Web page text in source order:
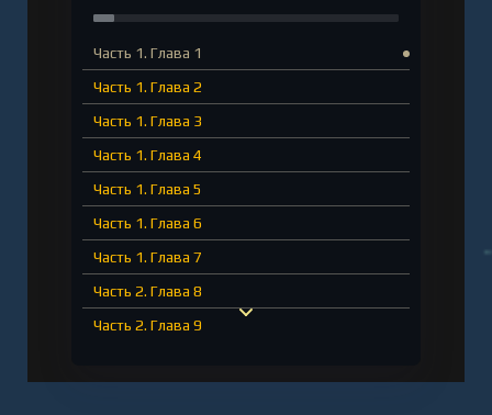
Часть 1. Глава 1
Часть 1. Глава 2
Часть 1. Глава 3
Часть 1. Глава 4
Часть 1. Глава 5
Часть 1. Глава 6
Часть 1. Глава 7
Часть 2. Глава 8
Часть 2. Глава 9